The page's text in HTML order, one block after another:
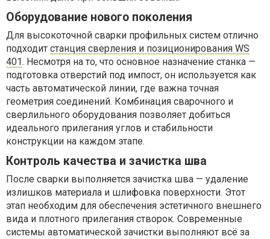
Оборудование нового поколения
Для высокоточной сварки профильных систем отлично
подходит станция сверления и позиционирования WS
401. Несмотря на то, что основное назначение станка —
подготовка отверстий под импост, он используется как
часть автоматической линии, где важна точная
геометрия соединений. Комбинация сварочного и
сверлильного оборудования позволяет добиться
идеального прилегания углов и стабильности
конструкции на каждом этапе.
Контроль качества и зачистка шва
После сварки выполняется зачистка шва — удаление
излишков материала и шлифовка поверхности. Этот
этап необходим для обеспечения эстетичного внешнего
вида и плотного прилегания створок. Современные
системы автоматической зачистки выполняют всё за